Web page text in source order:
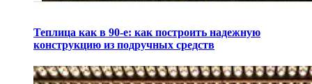
Теплица как в 90-е: как построить надежную
конструкцию из подручных средств